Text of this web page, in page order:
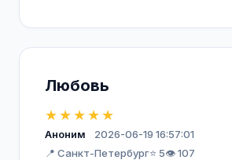
Любовь
★★★★★
Аноним
2026-06-19 16:57:01
📍 Санкт-Петербург⭐ 5👁️ 107